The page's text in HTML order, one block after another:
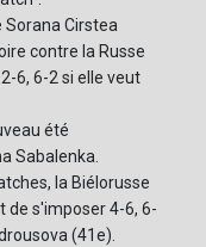
Sorana Cirstea
contre la Russe
6, 6-2 si elle veut
été
Sabalenka.
la Biélorusse
s'imposer 4-6, 6-
(41e).